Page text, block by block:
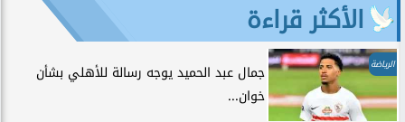
الأكثر قراءة
الرياضة
جمال عبد الحميد يوجه رسالة للأهلي بشأن
خوان...